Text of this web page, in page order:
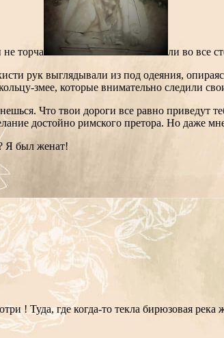
торча
ли во все
рук выглядывали из под одеяния,
змее, которые внимательно следили
Что твои дороги все равно
достойно римского претора. Но даже
Я был женат!
! Туда, где когда-то текла бирюзовая